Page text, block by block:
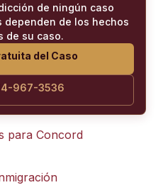
de ningún caso
dependen de los hechos
de su caso.
del Caso
967-3536
para Concord